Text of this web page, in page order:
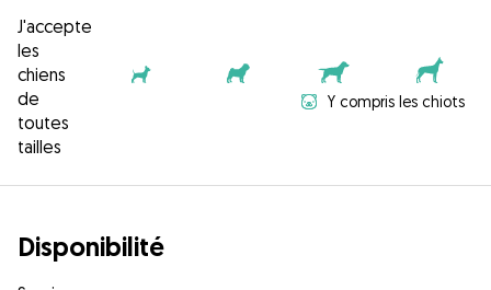
J'accepte
les
chiens
de
toutes
tailles
Y compris les chiots
Disponibilité